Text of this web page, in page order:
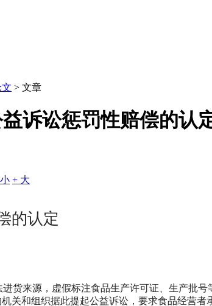
> 文章
诉讼惩罚性赔偿的
+ 大
的认定
来源，虚假标注食品生产许可证、生产批号
关和组织据此提起公益诉讼，要求食品经营者